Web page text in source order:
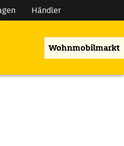
Händler
Wohnmobilmarkt